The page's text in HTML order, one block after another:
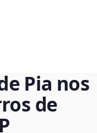
Pia nos
de